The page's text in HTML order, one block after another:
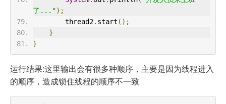
了...");
        thread2
. start ();
}
}
运行结果:这里输出会有很多种顺序，主要是因为线程进入
的顺序，造成锁住线程的顺序不一致